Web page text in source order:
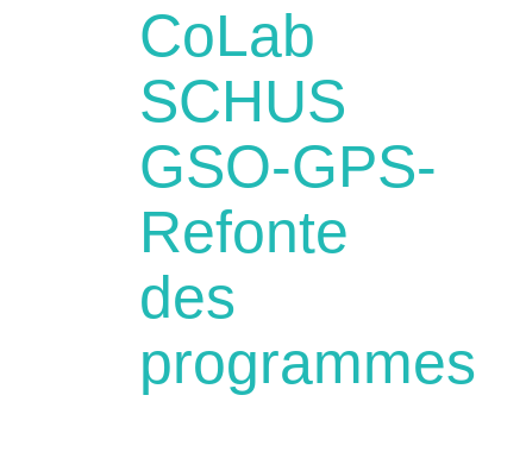
CoLab
SCHUS
GSO-GPS-
Refonte
des
programmes